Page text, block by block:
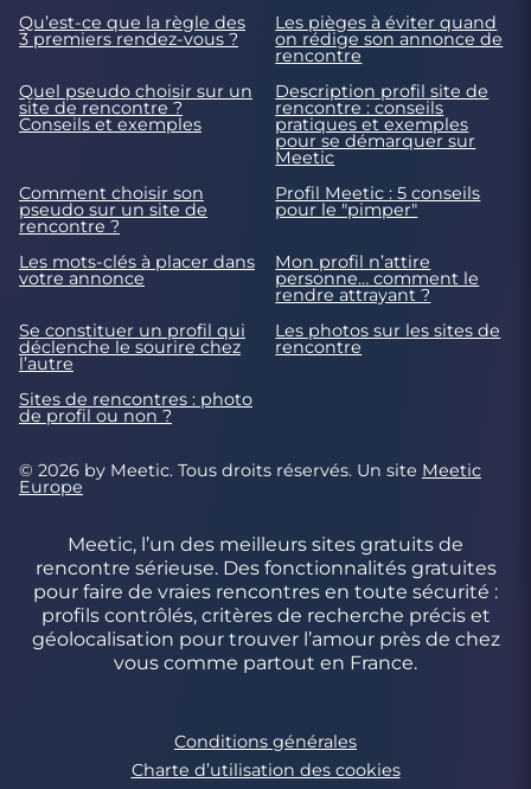
Qu’est-ce que la règle des
3 premiers rendez-vous ?
Les pièges à éviter quand
on rédige son annonce de
rencontre
Quel pseudo choisir sur un
site de rencontre ?
Conseils et exemples
Description profil site de
rencontre : conseils
pratiques et exemples
pour se démarquer sur
Meetic
Comment choisir son
pseudo sur un site de
rencontre ?
Profil Meetic : 5 conseils
pour le "pimper"
Les mots-clés à placer dans
votre annonce
Mon profil n’attire
personne… comment le
rendre attrayant ?
Se constituer un profil qui
déclenche le sourire chez
l’autre
Les photos sur les sites de
rencontre
Sites de rencontres : photo
de profil ou non ?
© 2026 by Meetic. Tous droits réservés. Un site Meetic
Europe
Meetic, l’un des meilleurs sites gratuits de
rencontre sérieuse. Des fonctionnalités gratuites
pour faire de vraies rencontres en toute sécurité :
profils contrôlés, critères de recherche précis et
géolocalisation pour trouver l’amour près de chez
vous comme partout en France.
Conditions générales
Charte d’utilisation des cookies